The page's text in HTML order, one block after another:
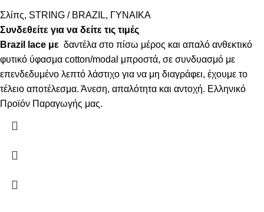
Σλίπς, STRING / BRAZIL, ΓΥΝΑΙΚΑ
Συνδεθείτε για να δείτε τις τιμές
Brazil lace με δαντέλα στο πίσω μέρος και απαλό ανθεκτικό
φυτικό ύφασμα cotton/modal μπροστά, σε συνδυασμό με
επενδεδυμένο λεπτό λάστιχο για να μη διαγράφει, έχουμε το
τέλειο αποτέλεσμα. Άνεση, απαλότητα και αντοχή. Ελληνικό
Προϊόν Παραγωγής μας.